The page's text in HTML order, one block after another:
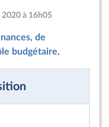
2020 à 16h05
de
budgétaire.